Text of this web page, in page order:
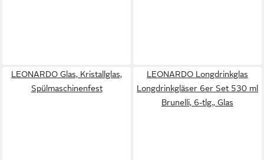
LEONARDO Glas, Kristallglas,
Spülmaschinenfest
LEONARDO Longdrinkglas
Longdrinkgläser 6er Set 530 ml
Brunelli, 6-tlg., Glas